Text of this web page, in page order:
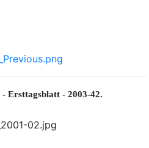
Ersttagsblatt - 2003-42.